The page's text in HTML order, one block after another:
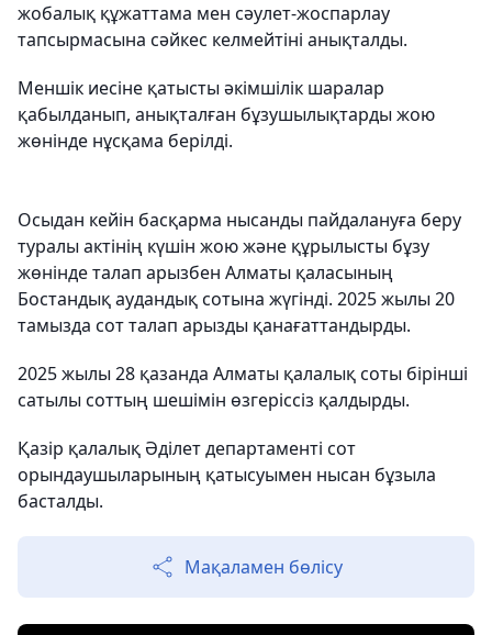
жобалық құжаттама мен сәулет-жоспарлау
тапсырмасына сәйкес келмейтіні анықталды.
Меншік иесіне қатысты әкімшілік шаралар
қабылданып, анықталған бұзушылықтарды жою
жөнінде нұсқама берілді.
Осыдан кейін басқарма нысанды пайдалануға беру
туралы актінің күшін жою және құрылысты бұзу
жөнінде талап арызбен Алматы қаласының
Бостандық аудандық сотына жүгінді. 2025 жылы 20
тамызда сот талап арызды қанағаттандырды.
2025 жылы 28 қазанда Алматы қалалық соты бірінші
сатылы соттың шешімін өзгеріссіз қалдырды.
Қазір қалалық Әділет департаменті сот
орындаушыларының қатысуымен нысан бұзыла
басталды.
Мақаламен бөлісу